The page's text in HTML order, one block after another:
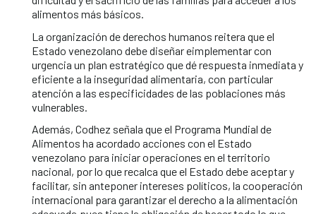
alimentos más básicos.
La organización de derechos humanos reitera que el
Estado venezolano debe diseñar eimplementar con
urgencia un plan estratégico que dé respuesta inmediata y
eficiente a la inseguridad alimentaria, con particular
atención a las especificidades de las poblaciones más
vulnerables.
Además, Codhez señala que el Programa Mundial de
Alimentos ha acordado acciones con el Estado
venezolano para iniciar operaciones en el territorio
nacional, por lo que recalca que el Estado debe aceptar y
facilitar, sin anteponer intereses políticos, la cooperación
internacional para garantizar el derecho a la alimentación